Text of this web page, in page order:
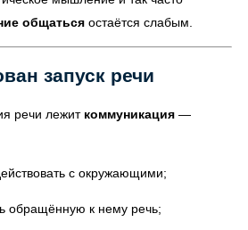
общаться остаётся слабым.
запуск речи
речи лежит коммуникация —
с окружающими;
обращённую к нему речь;